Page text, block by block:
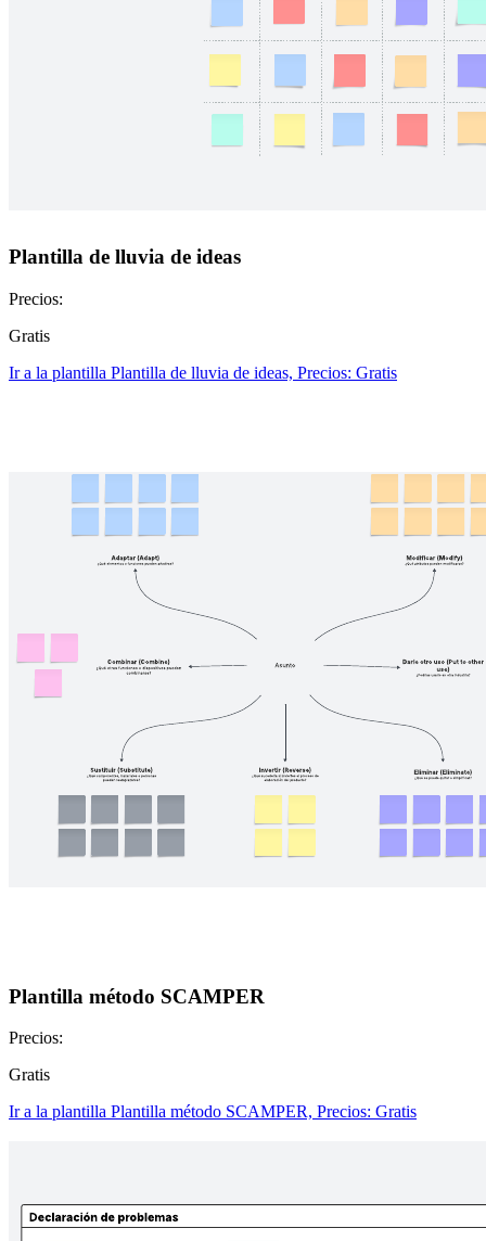
Plantilla de lluvia de ideas
Precios:
Gratis
Ir a la plantilla Plantilla de lluvia de ideas, Precios: Gratis
Plantilla método SCAMPER
Precios:
Gratis
Ir a la plantilla Plantilla método SCAMPER, Precios: Gratis